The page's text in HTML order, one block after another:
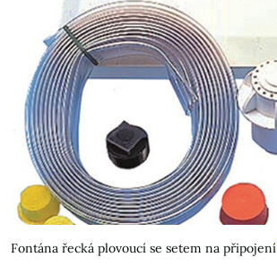
Fontána řecká plovoucí se setem na připojení